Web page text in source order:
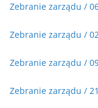
Zebranie zarządu /
Zebranie zarządu /
Zebranie zarządu /
Zebranie zarządu /